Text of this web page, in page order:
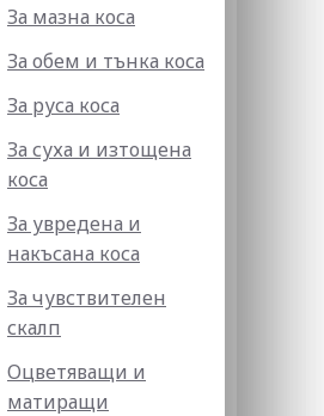
За мазна коса
За обем и тънка коса
За руса коса
За суха и изтощена
коса
За увредена и
накъсана коса
За чувствителен
скалп
Оцветяващи и
матиращи